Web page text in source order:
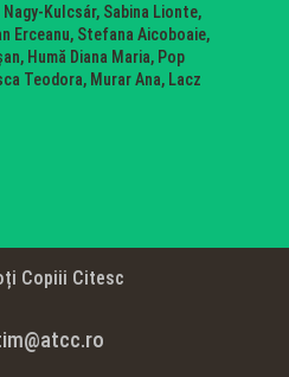
Kulcsár, Sabina Lionte,
Erceanu, Stefana Aicoboaie,
Humă Diana Maria, Pop
Teodora, Murar Ana, Lacz
Copiii Citesc